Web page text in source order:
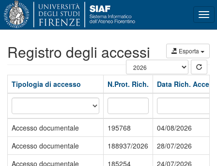
Esporta
Registro degli accessi
Tipologia di accesso N.Prot. Rich. Data Rich.
Accesso documentale 195768
04/08/2026
Accesso documentale
188937/2026
28/07/2026
Accesso documentale
185254
24/07/2026